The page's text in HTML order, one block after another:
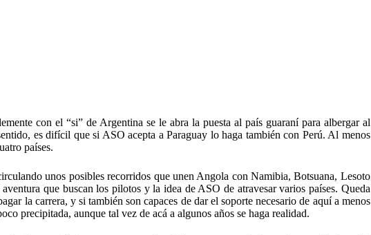
con el “si” de Argentina se le abra la puesta al país guaraní para albergar al
es difícil que si ASO acepta a Paraguay lo haga también con Perú. Al menos
países.
unos posibles recorridos que unen Angola con Namibia, Botsuana, Lesoto
que buscan los pilotos y la idea de ASO de atravesar varios países. Queda
la carrera, y si también son capaces de dar el soporte necesario de aquí a menos
precipitada, aunque tal vez de acá a algunos años se haga realidad.